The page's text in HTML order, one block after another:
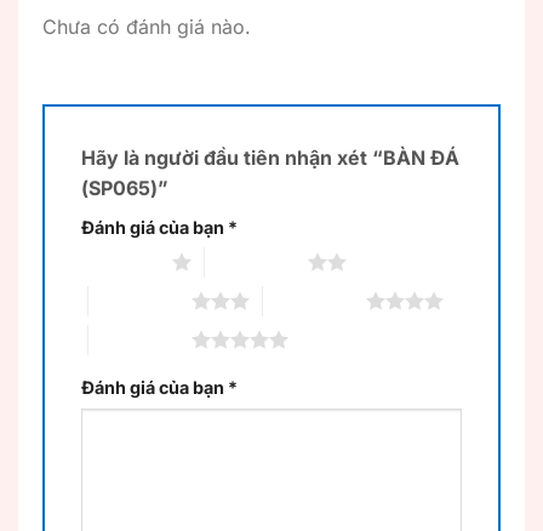
Chưa có đánh giá nào.
Hãy là người đầu tiên nhận xét “BÀN ĐÁ
(SP065)”
Đánh giá của bạn *
Đánh giá của bạn *